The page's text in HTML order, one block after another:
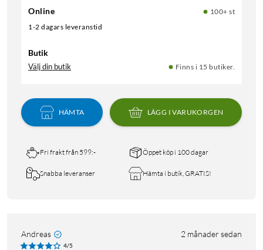
Online
100+ st
1-2 dagars leveranstid
Butik
Välj din butik Finns i 15 butiker.
HÄMTA LÄGG I VARUKORGEN
Fri frakt från 599:- Öppet köp i 100 dagar
Snabba leveranser Hämta i butik, GRATIS!
Andreas 2 månader sedan
4/5